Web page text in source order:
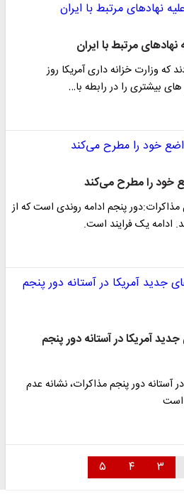
مرتبط با ایران
که وزارت خزانه داری آمریکا روز
بیشتری را در رابطه با…
خود را مطرح می‌کند
پنجم ادامه روندی است که از
آمریکا در آستانه دور پنجم
آستانه دور پنجم مذاکرات، نشانه عدم
است
۳ ۴ ۵